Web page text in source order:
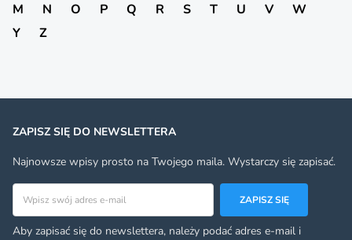
M
N O P Q R S T U V
W
Y
Z
ZAPISZ SIĘ DO NEWSLETTERA
Najnowsze wpisy prosto na Twojego maila. Wystarczy się zapisać.
ZAPISZ SIĘ
Aby zapisać się do newslettera, należy podać adres e-mail i